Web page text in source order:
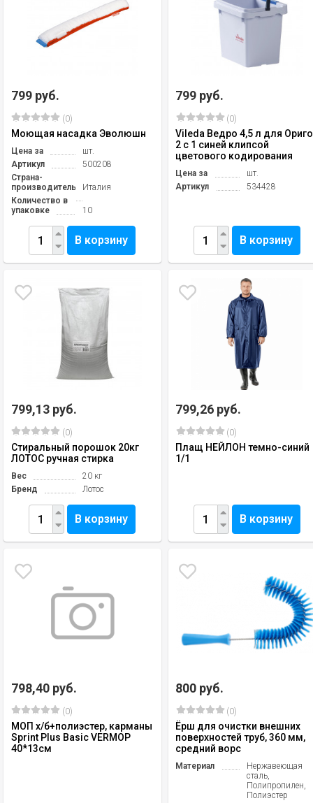
799 руб.
(0)
Моющая насадка Эволюшн
Цена за
шт.
Артикул
500208
Страна-
производитель
Италия
Количество в
упаковке
10
В корзину
799 руб.
(0)
Vileda Ведро 4,5 л для Ориго
2 с 1 синей клипсой
цветового кодирования
Цена за
шт.
Артикул
534428
В корзину
799,13 руб.
(0)
Стиральный порошок 20кг
ЛОТОС ручная стирка
Вес
20 кг
Бренд
Лотос
В корзину
799,26 руб.
(0)
Плащ НЕЙЛОН темно-синий
1/1
В корзину
798,40 руб.
(0)
МОП х/б+полиэстер, карманы
Sprint Plus Basic VERMOP
40*13см
800 руб.
(0)
Ёрш для очистки внешних
поверхностей труб, 360 мм,
средний ворс
Материал
Нержавеющая
сталь,
Полипропилен,
Полиэстер